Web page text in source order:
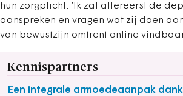
hun zorgplicht. ‘Ik zal allereerst de
aanspreken en vragen wat zij doen
van bewustzijn omtrent online
Kennispartners
Een integrale armoedeaanpak